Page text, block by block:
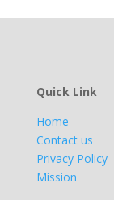
Quick Link
Home
Contact us
Privacy Policy
Mission